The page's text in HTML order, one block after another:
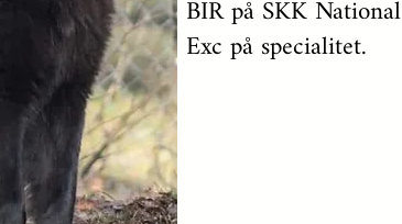
BIR på SKK National
Exc på specialitet.